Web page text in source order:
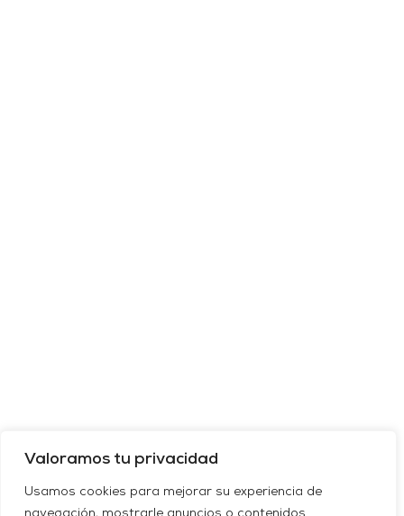
Valoramos tu privacidad
Usamos cookies para mejorar su experiencia de